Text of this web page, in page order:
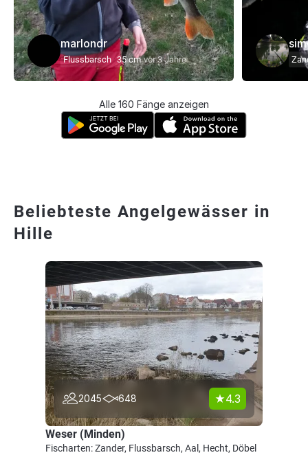
marlondr
Flussbarsch 35 cm vor 3 Jahre
Alle 160 Fänge anzeigen
Beliebteste Angelgewässer in
Hille
2045 648 4.3
Weser (Minden)
Fischarten: Zander, Flussbarsch, Aal, Hecht, Döbel